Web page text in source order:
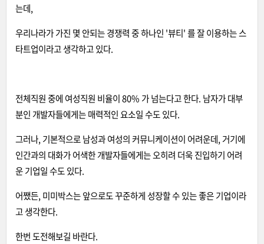
는데,
우리나라가 가진 몇 안되는 경쟁력 중 하나인 '뷰티' 를 잘 이용하는 스
타트업이라고 생각하고 있다.
전체직원 중에 여성직원 비율이 80% 가 넘는다고 한다. 남자가 대부
분인 개발자들에게는 매력적인 요소일 수도 있다.
그러나, 기본적으로 남성과 여성의 커뮤니케이션이 어려운데, 거기에
인간과의 대화가 어색한 개발자들에게는 오히려 더욱 진입하기 어려
운 기업일 수도 있다.
어쨌든, 미미박스는 앞으로도 꾸준하게 성장할 수 있는 좋은 기업이라
고 생각한다.
한번 도전해보길 바란다.